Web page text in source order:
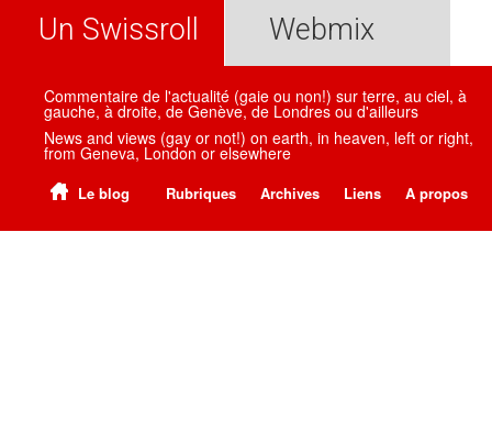
Un Swissroll Webmix
Commentaire de l'actualité (gaie ou non!) sur terre, au ciel, à
gauche, à droite, de Genève, de Londres ou d'ailleurs
News and views (gay or not!) on earth, in heaven, left or right,
from Geneva, London or elsewhere
Le blog Rubriques Archives Liens A propos